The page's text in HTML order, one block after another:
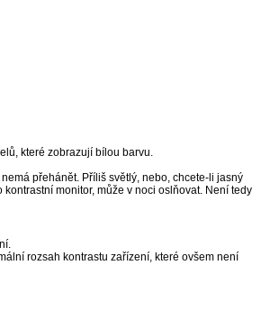
které zobrazují bílou barvu.
přehánět. Příliš světlý, nebo, chcete-li jasný
monitor, může v noci oslňovat. Není tedy
rozsah kontrastu zařízení, které ovšem není